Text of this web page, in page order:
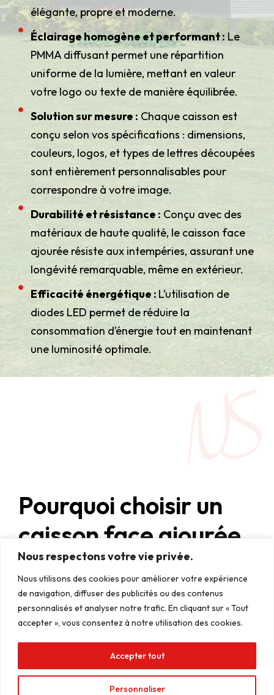
Manage Consent
To provide the best experiences, we use technologies like cookies to
store and/or access device information. Consenting to these
technologies will allow us to process data such as browsing behavior or
unique IDs on this site. Not consenting or withdrawing consent, may
adversely affect certain features and functions.
Accept
Deny
Nous respectons votre vie privée.
Nous utilisons des cookies pour améliorer votre expérience
de navigation, diffuser des publicités ou des contenus
personnalisés et analyser notre trafic. En cliquant sur « Tout
accepter », vous consentez à notre utilisation des cookies.
Personnaliser
Accepter tout
élégante, propre et moderne.
Éclairage homogène et performant : Le
PMMA diffusant permet une répartition
uniforme de la lumière, mettant en valeur
votre logo ou texte de manière équilibrée.
Solution sur mesure : Chaque caisson est
conçu selon vos spécifications : dimensions,
couleurs, logos, et types de lettres découpées
sont entièrement personnalisables pour
correspondre à votre image.
Durabilité et résistance : Conçu avec des
matériaux de haute qualité, le caisson face
ajourée résiste aux intempéries, assurant une
longévité remarquable, même en extérieur.
Efficacité énergétique : L’utilisation de
diodes LED permet de réduire la
consommation d’énergie tout en maintenant
une luminosité optimale.
Pourquoi choisir un
caisson face ajourée
?
Le caisson face ajourée est la solution idéale
pour les entreprises qui souhaitent une
enseigne lumineuse moderne, avec une visibilité
renforcée et une intégration harmonieuse dans
leur environnement. Voici quelques exemples de
son application :